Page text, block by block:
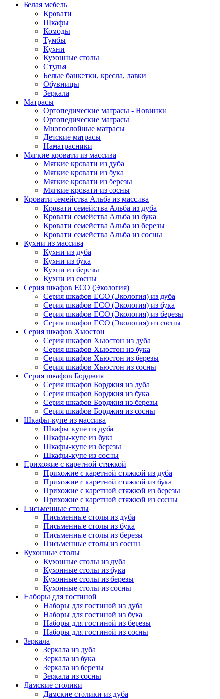
Белая мебель
Кровати
Шкафы
Комоды
Тумбы
Кухни
Кухонные столы
Стулья
Белые банкетки, кресла, лавки
Обувницы
Зеркала
Матрасы
Ортопедические матрасы - Новинки
Ортопедические матрасы
Многослойные матрасы
Детские матрасы
Наматрасники
Мягкие кровати из массива
Мягкие кровати из дуба
Мягкие кровати из бука
Мягкие кровати из березы
Мягкие кровати из сосны
Кровати семейства Альба из массива
Кровати семейства Альба из дуба
Кровати семейства Альба из бука
Кровати семейства Альба из березы
Кровати семейства Альба из сосны
Кухни из массива
Кухни из дуба
Кухни из бука
Кухни из березы
Кухни из сосны
Серия шкафов ECO (Экология)
Серия шкафов ECO (Экология) из дуба
Серия шкафов ECO (Экология) из бука
Серия шкафов ECO (Экология) из березы
Серия шкафов ECO (Экология) из сосны
Серия шкафов Хьюстон
Серия шкафов Хьюстон из дуба
Серия шкафов Хьюстон из бука
Серия шкафов Хьюстон из березы
Серия шкафов Хьюстон из сосны
Серия шкафов Борджия
Серия шкафов Борджия из дуба
Серия шкафов Борджия из бука
Серия шкафов Борджия из березы
Серия шкафов Борджия из сосны
Шкафы-купе из массива
Шкафы-купе из дуба
Шкафы-купе из бука
Шкафы-купе из березы
Шкафы-купе из сосны
Прихожие с каретной стяжкой
Прихожие с каретной стяжкой из дуба
Прихожие с каретной стяжкой из бука
Прихожие с каретной стяжкой из березы
Прихожие с каретной стяжкой из сосны
Письменные столы
Письменные столы из дуба
Письменные столы из бука
Письменные столы из березы
Письменные столы из сосны
Кухонные столы
Кухонные столы из дуба
Кухонные столы из бука
Кухонные столы из березы
Кухонные столы из сосны
Наборы для гостиной
Наборы для гостиной из дуба
Наборы для гостиной из бука
Наборы для гостиной из березы
Наборы для гостиной из сосны
Зеркала
Зеркала из дуба
Зеркала из бука
Зеркала из березы
Зеркала из сосны
Дамские столики
Дамские столики из дуба